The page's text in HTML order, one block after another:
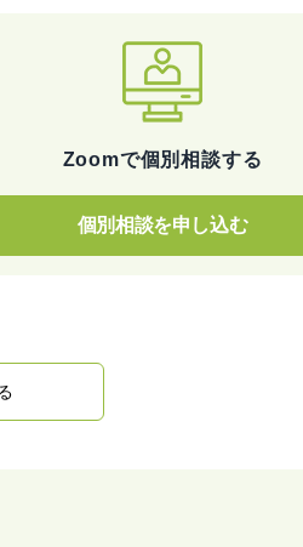
Zoomで個別相談する
個別相談を申し込む